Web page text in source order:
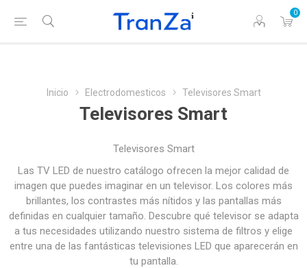
0
Inicio Electrodomesticos Televisores Smart
Televisores Smart
Televisores Smart
Las TV LED de nuestro catálogo ofrecen la mejor calidad de
imagen que puedes imaginar en un televisor. Los colores más
brillantes, los contrastes más nítidos y las pantallas más
definidas en cualquier tamaño. Descubre qué televisor se adapta
a tus necesidades utilizando nuestro sistema de filtros y elige
entre una de las fantásticas televisiones LED que aparecerán en
tu pantalla.